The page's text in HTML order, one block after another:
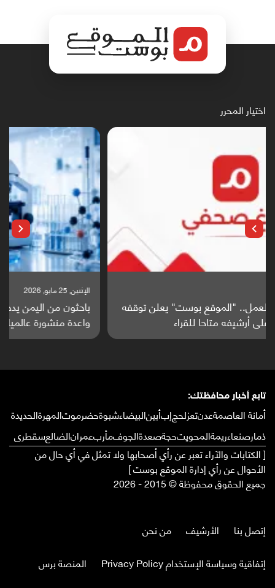
اختيار المحرر
باحثون من اليمن يدخلون سباق أبحاث ألزهايمر بدراسة
واعدة منشورة عالميا (ترجمة)
تابع أخبار محافظتك:
أمانة العاصمةعدنتعزلحجإبأبينالبيضاءشبوةحضرموتالمهرةالحديدة
ذمارصنعاءريمةالمحويتحجةصعدةالجوفمأربعمرانالضالعسقطرى
[ الكتابات والآراء تعبر عن رأي أصحابها ولا تمثل في أي حال من
الأحوال عن رأي إدارة الموقع بوست ]
جميع الحقوق محفوظة © 2015 - 2026
إتصل بنا الأرشيف
من نحن
إتفاقية وسياسة الإستخدام Privacy Policy
المنصة برس